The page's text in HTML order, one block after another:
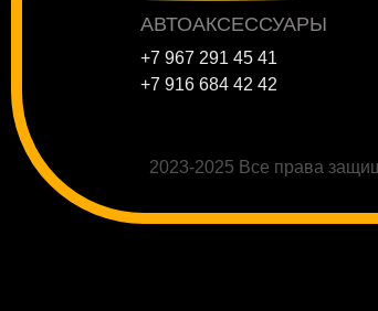
2023-2025 Все права
АВТОАКСЕССУАРЫ
+7 967 291 45 41
+7 916 684 42 42